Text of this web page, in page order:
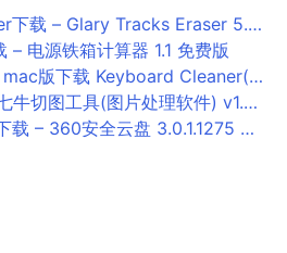
Tracks Eraser 5.0.1.244 中文免费版
– 电源铁箱计算器 1.1 免费版
Cleaner(系统优化软件) for Mac v1.2 苹果电脑版
图工具(图片处理软件) v1.0 免费绿色版
360安全云盘 3.0.1.1275 官方最新版